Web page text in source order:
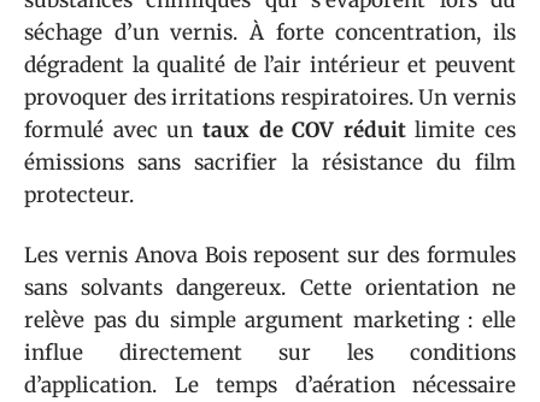
séchage d’un vernis. À forte concentration, ils
dégradent la qualité de l’air intérieur et peuvent
provoquer des irritations respiratoires. Un vernis
formulé avec un taux de COV réduitlimite ces
émissions sans sacrifier la résistance du film
protecteur.
Les vernis Anova Bois reposent sur des formules
sans solvants dangereux. Cette orientation ne
relève pas du simple argument marketing : elle
influe directement sur les conditions
d’application. Le temps d’aération nécessaire